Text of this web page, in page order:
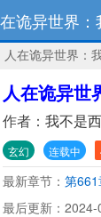
诡异世界
人在诡异世界：
人在诡异世
作者： 我不是
玄幻 连载中
最新章节： 第
最后更新：